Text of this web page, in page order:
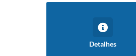
Detalhes